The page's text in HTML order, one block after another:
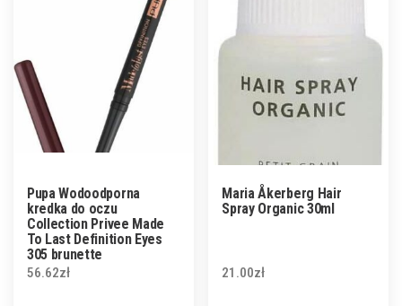
Pupa Wodoodporna
kredka do oczu
Collection Privee Made
To Last Definition Eyes
305 brunette
56.62zł
Maria Åkerberg Hair
Spray Organic 30ml
21.00zł